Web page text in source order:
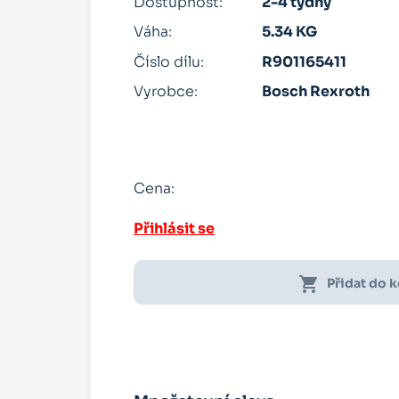
Váha:
5.34 KG
Číslo dílu:
R901165411
Vyrobce:
Bosch Rexroth
Cena:
Přihlásit se
shopping_cart Přidat do